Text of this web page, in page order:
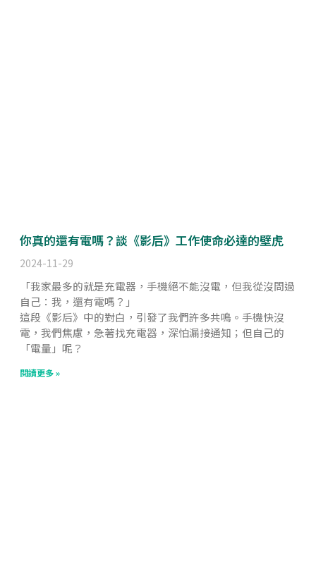
你真的還有電嗎？談《影后》工作使命必達的壁虎
2024-11-29
「我家最多的就是充電器，手機絕不能沒電，但我從沒問過
自己：我，還有電嗎？」
這段《影后》中的對白，引發了我們許多共鳴。手機快沒
電，我們焦慮，急著找充電器，深怕漏接通知；但自己的
「電量」呢？
閱讀更多 »